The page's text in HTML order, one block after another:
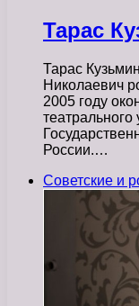
Тарас
Тарас
Николаевич
2005 году
России.…
Советские и